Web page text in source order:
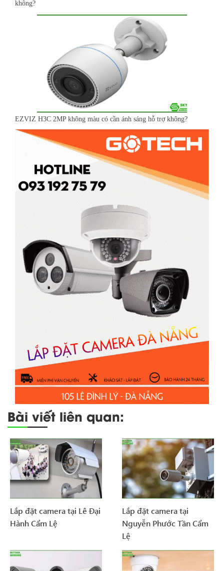
không?
EZVIZ H3C 2MP không màu có cần ánh sáng hỗ trợ không?
Bài viết liên quan:
Lắp đặt camera tại Lê Đại
Hành Cẩm Lệ
Lắp đặt camera tại
Nguyễn Phước Tần Cẩm
Lệ